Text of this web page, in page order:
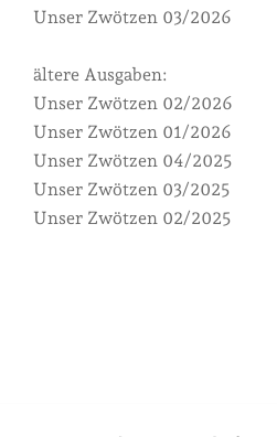
Unser Zwötzen 03/2026
ältere Ausgaben:
Unser Zwötzen 02/2026
Unser Zwötzen 01/2026
Unser Zwötzen 04/2025
Unser Zwötzen 03/2025
Unser Zwötzen 02/2025